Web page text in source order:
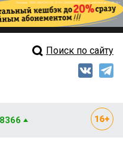
Свежий выпускПоиск по сайту